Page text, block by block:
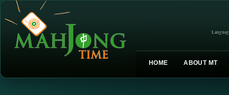
HOME ABOUT MT